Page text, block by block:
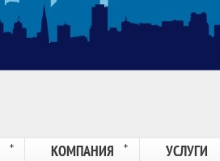
КОМПАНИЯ УСЛУГИ